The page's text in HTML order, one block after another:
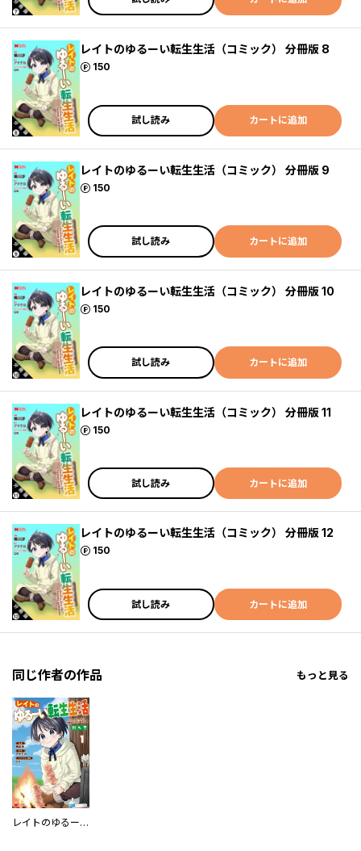
レイトのゆるーい転生生活（コミック） 分冊版 8
150
ポイント
試し読み カートに追加
レイトのゆるーい転生生活（コミック） 分冊版 9
150
ポイント
試し読み カートに追加
レイトのゆるーい転生生活（コミック） 分冊版 10
150
ポイント
試し読み カートに追加
レイトのゆるーい転生生活（コミック） 分冊版 11
150
ポイント
試し読み カートに追加
レイトのゆるーい転生生活（コミック） 分冊版 12
150
ポイント
試し読み カートに追加
同じ作者の作品 もっと見る
レイトのゆるーい転生生活（コミック）